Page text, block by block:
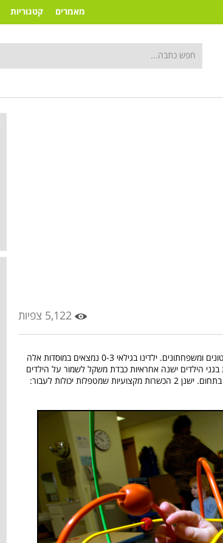
מאמרים קטגוריות
5,122 צפיות
החינוך הראשון אותו מקבלים הילדים שלנו הוא בגני ילדים, פעוטונים ומשפחתונים. ילדינו בגילאי 0-3 נמצאים במוסדות אלה
הילדים ישנה אחראיות כבדת משקל לשמור על הילדים
שלנו. לצערנו לא כל המטפלות הללו עוברות הכשרה מקצועית בתחום. ישנן 2 הכשרות מקצועיות שמטפלות יכולות לעבור: